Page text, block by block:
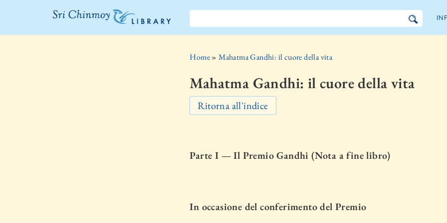
La libreria Sri
Home»Mahatma Gandhi: il cuore della vita
Mahatma Gandhi: il cuore della vita
Ritorna all'indice
Parte I — Il Premio Gandhi (Nota a fine libro)
In occasione del conferimento del Premio